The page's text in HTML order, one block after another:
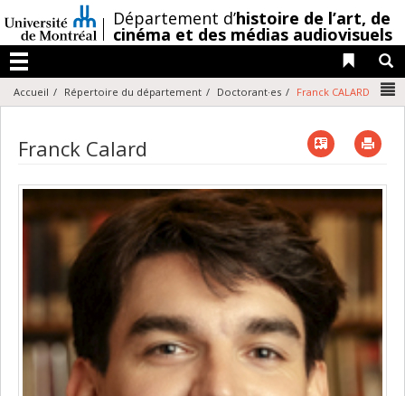
au
contenu
/Département d’histoire de l’art, de
cinéma et des médias audiovisuels
Menu
Liens
Accueil Répertoire du département Doctorant·es Franck CALARD
Franck Calard Vcard